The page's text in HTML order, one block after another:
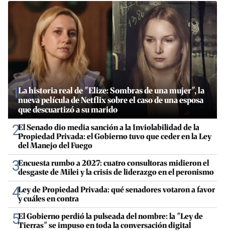
1La historia real de "Elize: Sombras de una mujer", la
nueva película de Netflix sobre el caso de una esposa
que descuartizó a su marido
2El Senado dio media sanción a la Inviolabilidad de la
Propiedad Privada: el Gobierno tuvo que ceder en la Ley
del Manejo del Fuego
3Encuesta rumbo a 2027: cuatro consultoras midieron el
desgaste de Milei y la crisis de liderazgo en el peronismo
4Ley de Propiedad Privada: qué senadores votaron a favor
y cuáles en contra
5El Gobierno perdió la pulseada del nombre: la "Ley de
Tierras" se impuso en toda la conversación digital